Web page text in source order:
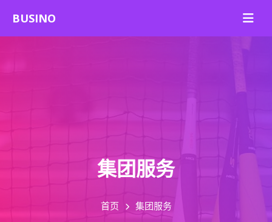
集团服务
首页 集团服务